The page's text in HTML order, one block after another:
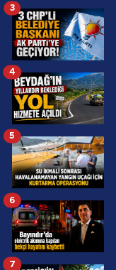
3
4
5
6
7